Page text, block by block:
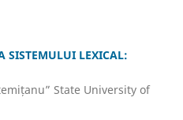
SISTEMULUI LEXICAL:
State University of